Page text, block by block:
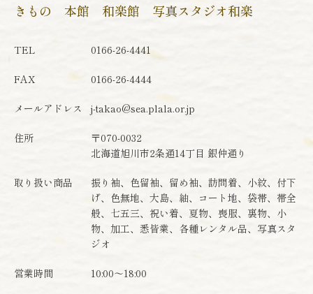
きもの 本館 和楽館 写真スタジオ和楽
TEL 0166-26-4441
FAX 0166-26-4444
メールアドレス j-takao@sea.plala.or.jp
住所
〒070-0032
北海道旭川市2条通14丁目 銀仲通り
取り扱い商品
振り袖、色留袖、留め袖、訪問着、小紋、付下
げ、色無地、大島、紬、コート地、袋帯、帯全
般、七五三、祝い着、夏物、喪服、裏物、小
物、加工、悉皆業、各種レンタル品、写真スタ
ジオ
営業時間 10:00～18:00